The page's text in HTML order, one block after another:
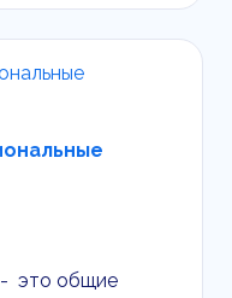
- это общие